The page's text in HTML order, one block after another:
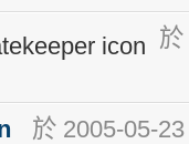
於 2005-05-